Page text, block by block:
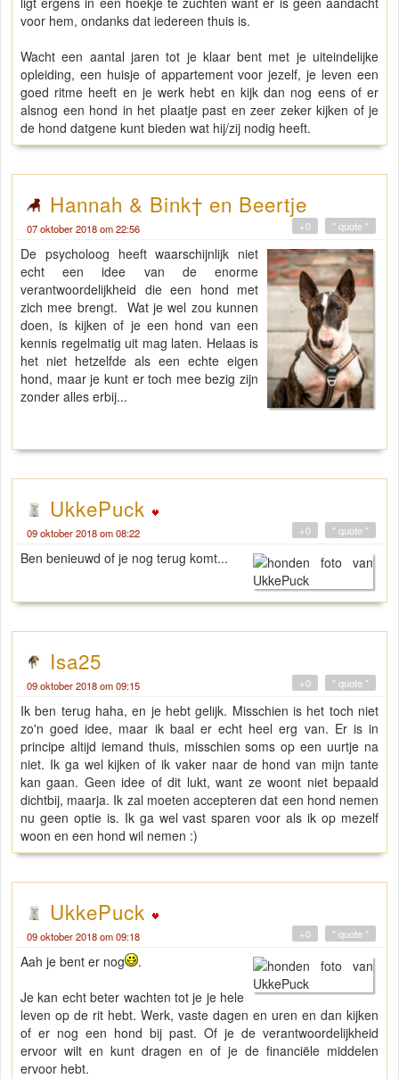
voor hem, ondanks dat iedereen thuis is.
Wacht een aantal jaren tot je klaar bent met je uiteindelijke
opleiding, een huisje of appartement voor jezelf, je leven een
goed ritme heeft en je werk hebt en kijk dan nog eens of er
alsnog een hond in het plaatje past en zeer zeker kijken of je
de hond datgene kunt bieden wat hij/zij nodig heeft.
Hannah & Bink† en Beertje
07 oktober 2018 om 22:56 " quote "
+0
De psycholoog heeft waarschijnlijk niet
echt een idee van de enorme
verantwoordelijkheid die een hond met
zich mee brengt. Wat je wel zou kunnen
doen, is kijken of je een hond van een
kennis regelmatig uit mag laten. Helaas is
het niet hetzelfde als een echte eigen
hond, maar je kunt er toch mee bezig zijn
zonder alles erbij...
UkkePuck
09 oktober 2018 om 08:22 " quote "
+0
Ben benieuwd of je nog terug komt...
Isa25
09 oktober 2018 om 09:15 " quote "
+0
Ik ben terug haha, en je hebt gelijk. Misschien is het toch niet
zo'n goed idee, maar ik baal er echt heel erg van. Er is in
principe altijd iemand thuis, misschien soms op een uurtje na
niet. Ik ga wel kijken of ik vaker naar de hond van mijn tante
kan gaan. Geen idee of dit lukt, want ze woont niet bepaald
dichtbij, maarja. Ik zal moeten accepteren dat een hond nemen
nu geen optie is. Ik ga wel vast sparen voor als ik op mezelf
woon en een hond wil nemen :)
UkkePuck
09 oktober 2018 om 09:18 " quote "
+0
Aah je bent er nog
.
Je kan echt beter wachten tot je je hele
leven op de rit hebt. Werk, vaste dagen en uren en dan kijken
of er nog een hond bij past. Of je de verantwoordelijkheid
ervoor wilt en kunt dragen en of je de financiële middelen
ervoor hebt.